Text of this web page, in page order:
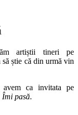
artiștii tineri pe
știe că din urmă vin
ca invitata pe
Îmi pasă.